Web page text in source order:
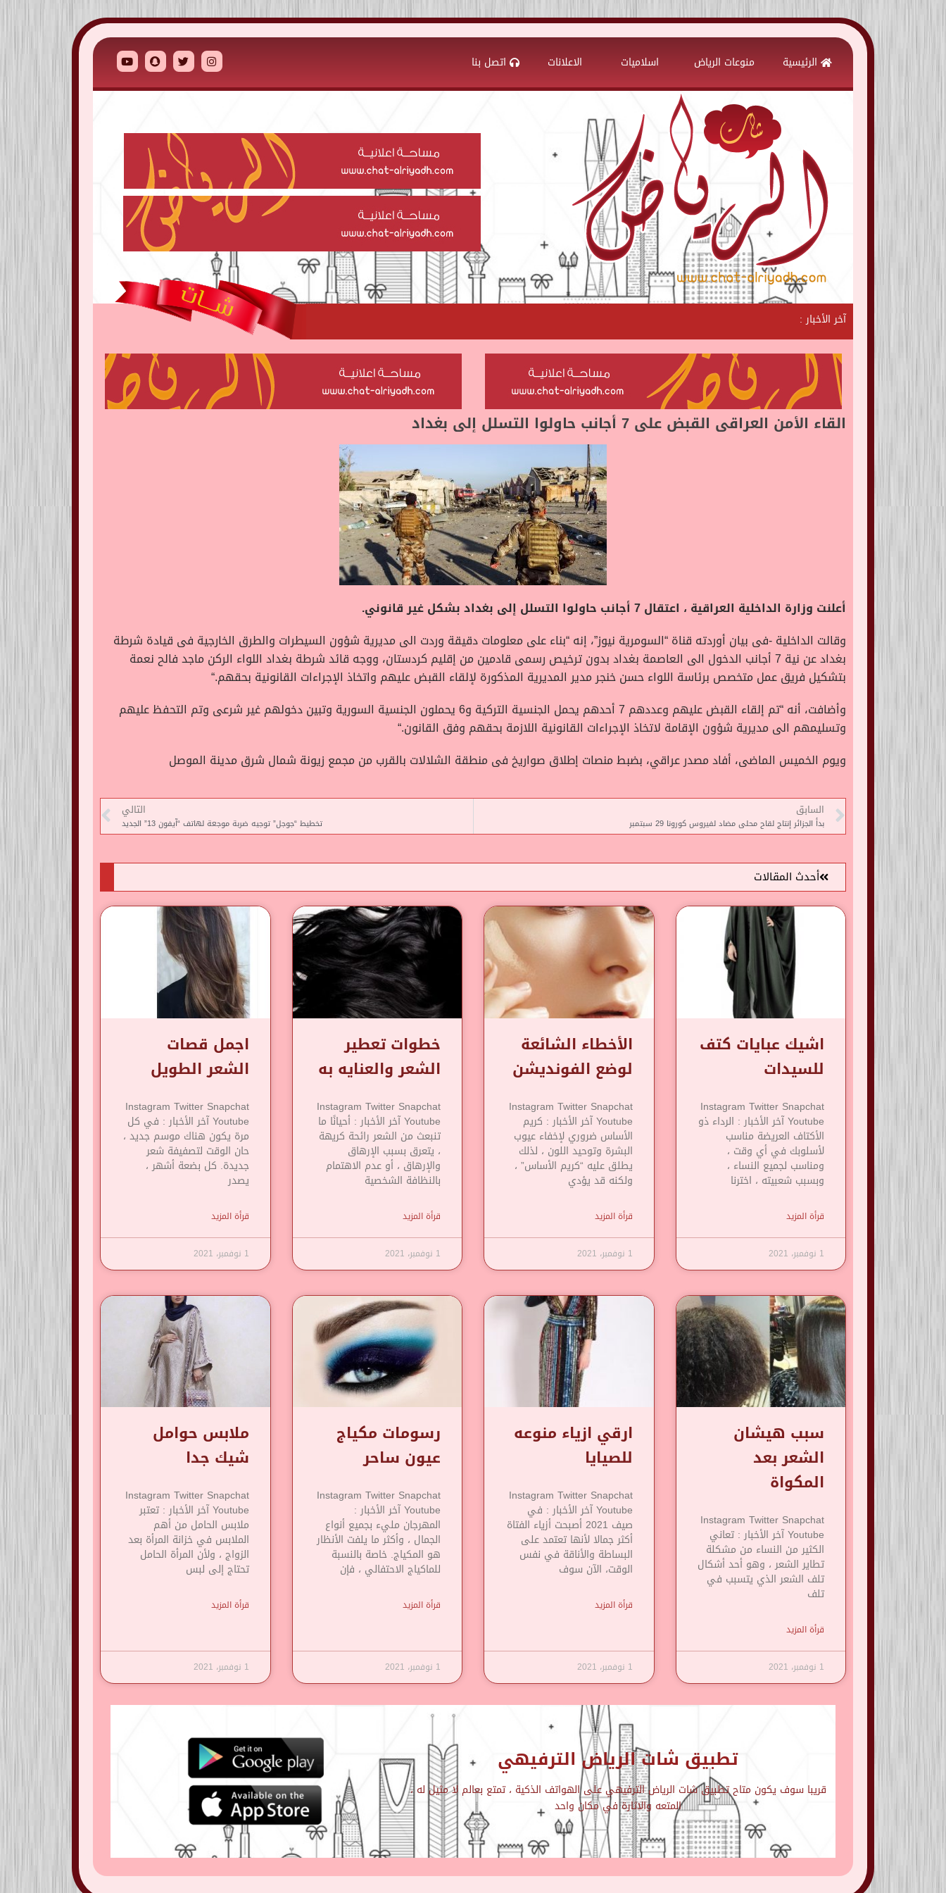
الرئيسية منوعات الرياض اسلاميات الاعلانات اتصل بنا
آخر الأخبار :
القاء الأمن العراقى القبض على 7 أجانب حاولوا التسلل إلى بغداد
أعلنت وزارة الداخلية العراقية ، اعتقال 7 أجانب حاولوا التسلل إلى بغداد بشكل غير قانوني.
وقالت الداخلية -فى بيان أوردته قناة “السومرية نيوز”، إنه “بناء على معلومات دقيقة وردت الى مديرية شؤون السيطرات والطرق الخارجية فى قيادة شرطة
بغداد عن نية 7 أجانب الدخول الى العاصمة بغداد بدون ترخيص رسمى قادمين من إقليم كردستان، ووجه قائد شرطة بغداد اللواء الركن ماجد فالح نعمة
بتشكيل فريق عمل متخصص برئاسة اللواء حسن خنجر مدير المديرية المذكورة لإلقاء القبض عليهم واتخاذ الإجراءات القانونية بحقهم“.
وأضافت، أنه “تم إلقاء القبض عليهم وعددهم 7 أحدهم يحمل الجنسية التركية و6 يحملون الجنسية السورية وتبين دخولهم غير شرعى وتم التحفظ عليهم
وتسليمهم الى مديرية شؤون الإقامة لاتخاذ الإجراءات القانونية اللازمة بحقهم وفق القانون“.
ويوم الخميس الماضى، أفاد مصدر عراقي، بضبط منصات إطلاق صواريخ فى منطقة الشلالات بالقرب من مجمع زيونة شمال شرق مدينة الموصل
السابق
بدأ الجزائر إنتاج لقاح محلى مضاد لفيروس كورونا 29 سبتمبر
التالي
تخطيط “جوجل” توجيه ضربة موجعة لهاتف “آيفون 13” الجديد
أحدث المقالات
اشيك عبايات كتف
للسيدات
Instagram Twitter Snapchat
Youtube آخر الأخبار : الرداء ذو
​​الأكتاف العريضة مناسب
لأسلوبك في أي وقت ،
ومناسب لجميع النساء ،
وبسبب شعبيته ، اخترنا
قرأة المزيد
1 نوفمبر، 2021
الأخطاء الشائعة
لوضع الفونديشن
Instagram Twitter Snapchat
Youtube آخر الأخبار : كريم
الأساس ضروري لإخفاء عيوب
البشرة وتوحيد اللون ، لذلك
يطلق عليه “كريم الأساس” ،
ولكنه قد يؤدي
قرأة المزيد
1 نوفمبر، 2021
خطوات تعطير
الشعر والعنايه به
Instagram Twitter Snapchat
Youtube آخر الأخبار : أحيانًا ما
تنبعث من الشعر رائحة كريهة
، يتعرق بسبب الإرهاق
والإرهاق ، أو عدم الاهتمام
بالنظافة الشخصية
قرأة المزيد
1 نوفمبر، 2021
اجمل قصات
الشعر الطويل
Instagram Twitter Snapchat
Youtube آخر الأخبار : في كل
مرة يكون هناك موسم جديد ،
حان الوقت لتصفيفة شعر
جديدة. كل بضعة أشهر ،
يصدر
قرأة المزيد
1 نوفمبر، 2021
سبب هيشان
الشعر بعد
المكواة
Instagram Twitter Snapchat
Youtube آخر الأخبار : تعاني
الكثير من النساء من مشكلة
تطاير الشعر ، وهو أحد أشكال
تلف الشعر الذي يتسبب في
تلف
قرأة المزيد
1 نوفمبر، 2021
ارقي ازياء منوعه
للصيايا
Instagram Twitter Snapchat
Youtube آخر الأخبار : في
صيف 2021 أصبحت أزياء الفتاة
أكثر جمالا لأنها تعتمد على
البساطة والأناقة في نفس
الوقت، الآن سوف
قرأة المزيد
1 نوفمبر، 2021
رسومات مكياج
عيون ساحر
Instagram Twitter Snapchat
Youtube آخر الأخبار :
المهرجان مليء بجميع أنواع
الجمال ، وأكثر ما يلفت الأنظار
هو المكياج. خاصة بالنسبة
للماكياج الاحتفالي ، فإن
قرأة المزيد
1 نوفمبر، 2021
ملابس حوامل
شيك جدا
Instagram Twitter Snapchat
Youtube آخر الأخبار : تعتبر
ملابس الحامل من أهم
الملابس في خزانة المرأة بعد
الزواج ، ولأن المرأة الحامل
تحتاج إلى لبس
قرأة المزيد
1 نوفمبر، 2021
تطبيق شات الرياض الترفيهي
قريبا سوف يكون متاح تطبيق شات الرياض الترفيهي على الهواتف الذكية ، تمتع بعالم لا مثيل له ،
المتعه والاثارة في مكان واحد